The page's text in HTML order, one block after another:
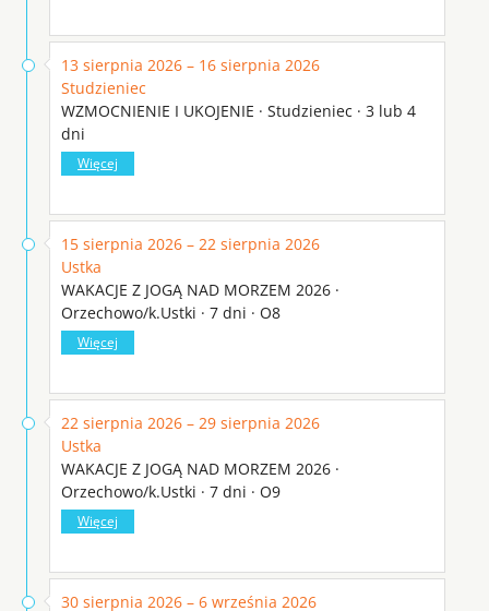
13 sierpnia 2026 – 16 sierpnia 2026
Studzieniec
WZMOCNIENIE I UKOJENIE · Studzieniec · 3 lub 4
dni
Więcej
15 sierpnia 2026 – 22 sierpnia 2026
Ustka
WAKACJE Z JOGĄ NAD MORZEM 2026 ·
Orzechowo/k.Ustki · 7 dni · O8
Więcej
22 sierpnia 2026 – 29 sierpnia 2026
Ustka
WAKACJE Z JOGĄ NAD MORZEM 2026 ·
Orzechowo/k.Ustki · 7 dni · O9
Więcej
30 sierpnia 2026 – 6 września 2026